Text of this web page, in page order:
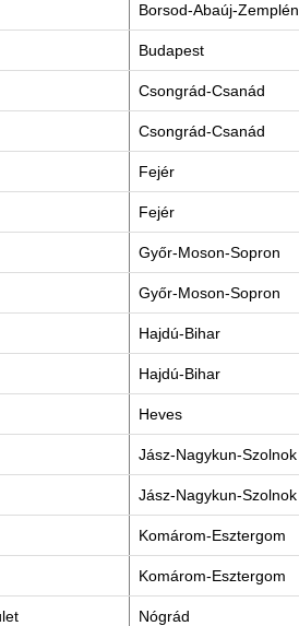
Borsod-Abaúj-Zemplén
Budapest
Csongrád-Csanád
Csongrád-Csanád
Fejér
Fejér
Győr-Moson-Sopron
Győr-Moson-Sopron
Hajdú-Bihar
Hajdú-Bihar
Heves
Jász-Nagykun-Szolnok
Jász-Nagykun-Szolnok
Komárom-Esztergom
Komárom-Esztergom
Nógrád